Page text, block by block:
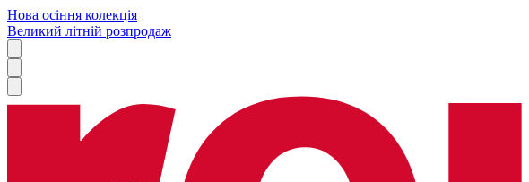
Нова осіння колекція
Великий літній розпродаж